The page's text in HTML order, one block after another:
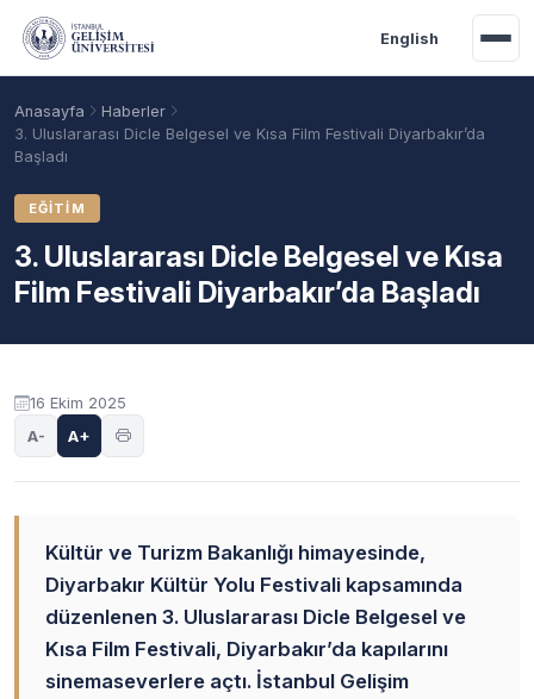
Ana içeriğe geç
English
Akademik Takvim
Anasayfa
Haberler
3. Uluslararası Dicle Belgesel ve Kısa Film Festivali Diyarbakır’da
Başladı
EĞITIM
3. Uluslararası Dicle Belgesel ve Kısa
Film Festivali Diyarbakır’da Başladı
16 Ekim 2025
A- A+
Kültür ve Turizm Bakanlığı himayesinde,
Diyarbakır Kültür Yolu Festivali kapsamında
düzenlenen 3. Uluslararası Dicle Belgesel ve
Kısa Film Festivali, Diyarbakır’da kapılarını
sinemaseverlere açtı. İstanbul Gelişim